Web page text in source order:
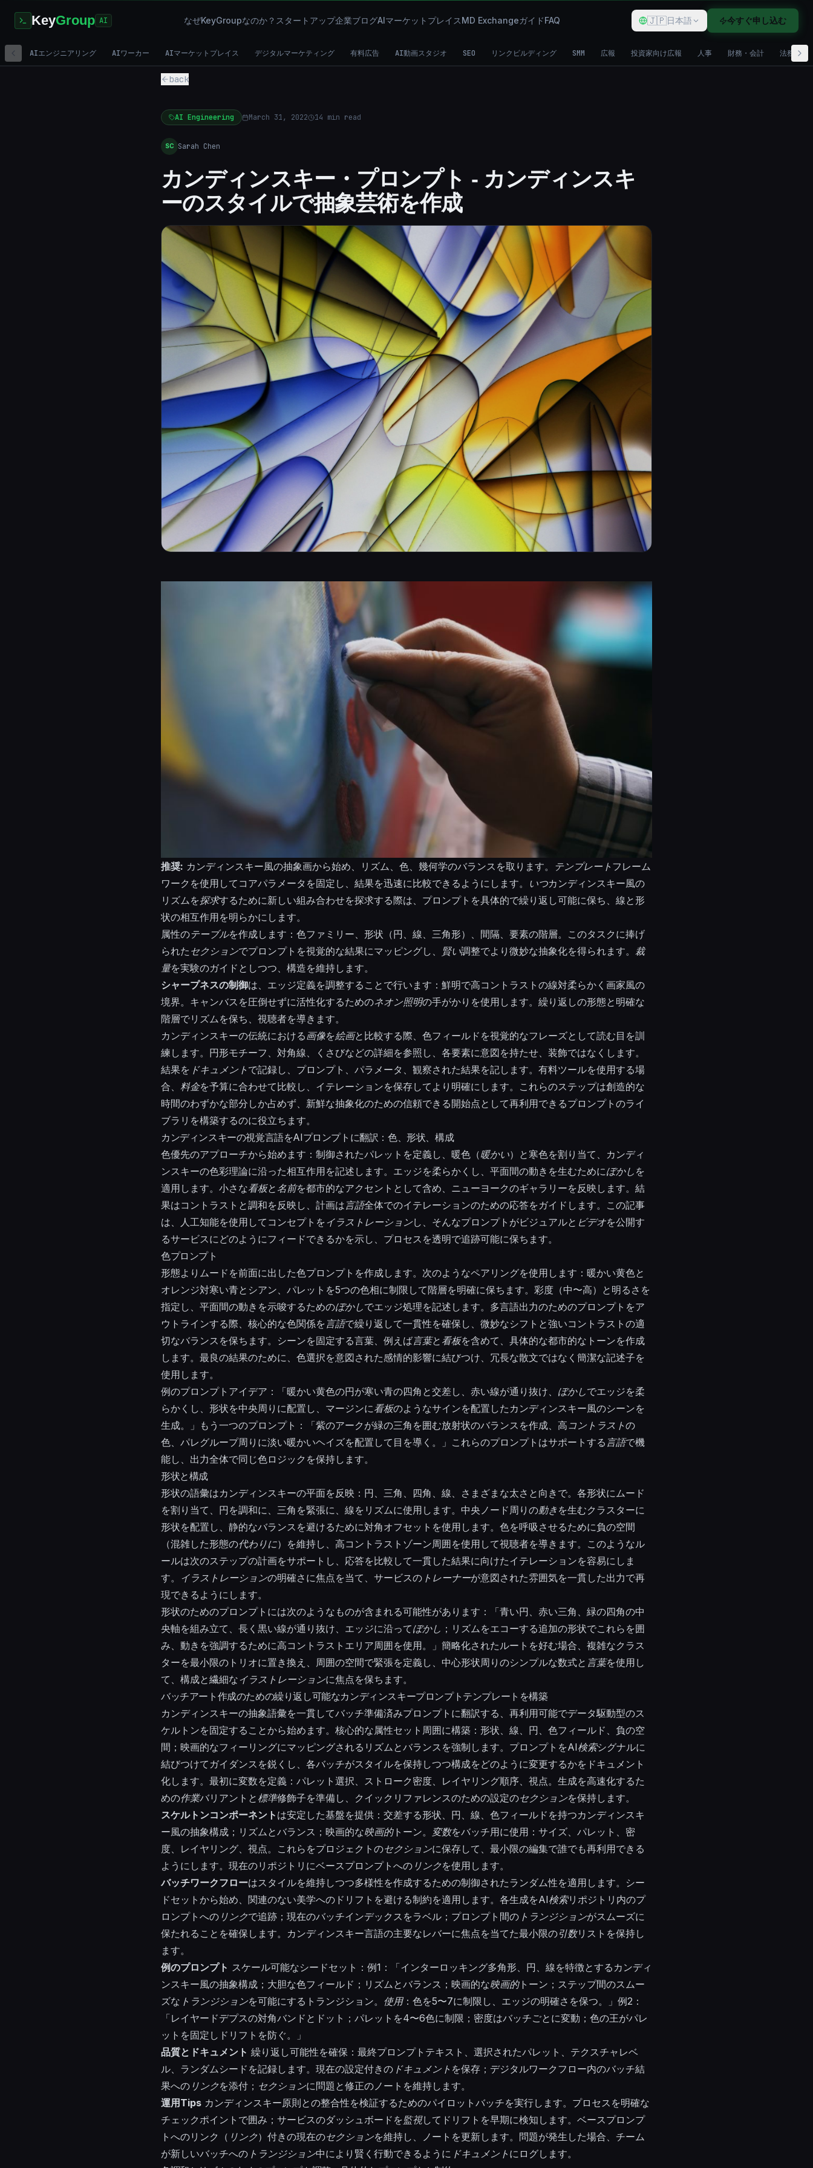
KeyGroup AI なぜKeyGroupなのか？ スタートアップ企業ブログAIマーケットプレイスMD ExchangeガイドFAQ 🇯🇵日本語 今すぐ申し込む
AIエンジニアリング AIワーカー AIマーケットプレイス デジタルマーケティング 有料広告 AI動画スタジオ SEO リンクビルディング SMM 広報 投資家向け広報 人事 財務・会計 法務・コ
back
AI Engineering March 31, 2022 14 min read
SC Sarah Chen
カンディンスキー・プロンプト - カンディンスキ
ーのスタイルで抽象芸術を作成
推奨: カンディンスキー風の抽象画から始め、リズム、色、幾何学のバランスを取ります。 テンプレート フレーム
ワークを使用してコアパラメータを固定し、結果を迅速に比較できるようにします。 いつカンディンスキー風の
リズムを探求するために新しい組み合わせを探求する際は、プロンプトを具体的で繰り返し可能に保ち、線と形
状の相互作用を明らかにします。
属性のテーブルを作成します：色ファミリー、形状（円、線、三角形）、間隔、要素の階層。このタスクに捧げ
られた セクションでプロンプトを視覚的な結果にマッピングし、 賢い調整でより微妙な抽象化を得られます。 裁
量を実験のガイドとしつつ、構造を維持します。
シャープネスの制御は、エッジ定義を調整することで行います：鮮明で高コントラストの線対柔らかく画家風の
境界。キャンバスを圧倒せずに活性化するためのネオン照明の手がかりを使用します。繰り返しの形態と明確な
階層でリズムを保ち、視聴者を導きます。
カンディンスキーの伝統における画像を絵画と比較する際、色フィールドを視覚的なフレーズとして読む目を訓
練します。円形モチーフ、対角線、くさびなどの詳細を参照し、各要素に意図を持たせ、装飾ではなくします。
結果を ドキュメント で記録し、プロンプト、パラメータ、観察された結果を記します。有料ツールを使用する場
合、 料金を予算に合わせて比較し、イテレーションを保存してより明確にします。これらのステップは創造的な
時間のわずかな部分しか占めず、新鮮な抽象化のための信頼できる開始点として再利用できるプロンプトのライ
ブラリを構築するのに役立ちます。
カンディンスキーの視覚言語をAIプロンプトに翻訳：色、形状、構成
色優先のアプローチから始めます：制御されたパレットを定義し、暖色（暖かい）と寒色を割り当て、カンディ
ンスキーの色彩理論に沿った相互作用を記述します。エッジを柔らかくし、平面間の動きを生むためにぼかし を
適用します。小さな看板と 名前を都市的なアクセントとして含め、ニューヨークのギャラリーを反映します。結
果はコントラストと調和を反映し、計画は言語全体でのイテレーションのための応答をガイドします。この記事
は、人工知能を使用してコンセプトをイラストレーションし、そんなプロンプトがビジュアルと ビデオを公開す
るサービスにどのようにフィードできるかを示し、プロセスを透明で追跡可能に保ちます。
色プロンプト
形態よりムードを前面に出した色プロンプトを作成します。次のようなペアリングを使用します：暖かい黄色と
オレンジ対寒い青とシアン、パレットを5つの色相に制限して階層を明確に保ちます。彩度（中〜高）と明るさを
指定し、平面間の動きを示唆するためのぼかしでエッジ処理を記述します。多言語出力のためのプロンプトをア
ウトラインする際、核心的な色関係を言語で繰り返して一貫性を確保し、微妙なシフトと強いコントラストの適
切なバランスを保ちます。シーンを固定する言葉、例えば言葉と 看板を含めて、具体的な都市的なトーンを作成
します。最良の結果のために、色選択を意図された感情的影響に結びつけ、冗長な散文ではなく簡潔な記述子を
使用します。
例のプロンプトアイデア：「暖かい黄色の円が寒い青の四角と交差し、赤い線が通り抜け、 ぼかしでエッジを柔
らかくし、形状を中央周りに配置し、マージンに看板のようなサインを配置したカンディンスキー風のシーンを
生成。」もう一つのプロンプト：「紫のアークが緑の三角を囲む放射状のバランスを作成、高コントラストの
色、パレグループ周りに淡い暖かいヘイズを配置して目を導く。」これらのプロンプトはサポートする 言語で機
能し、出力全体で同じ色ロジックを保持します。
形状と構成
形状の語彙はカンディンスキーの平面を反映：円、三角、四角、線、さまざまな太さと向きで。各形状にムード
を割り当て、円を調和に、三角を緊張に、線をリズムに使用します。中央ノード周りの動きを生むクラスターに
形状を配置し、静的なバランスを避けるために対角オフセットを使用します。色を呼吸させるために負の空間
（混雑した形態の代わりに）を維持し、高コントラストゾーン周囲を使用して視聴者を導きます。このようなル
ールは次のステップの計画をサポートし、応答を比較して一貫した結果に向けたイテレーションを容易にしま
す。 イラストレーションの明確さに焦点を当て、サービスの トレーナーが意図された雰囲気を一貫した出力で再
現できるようにします。
形状のためのプロンプトには次のようなものが含まれる可能性があります：「青い円、赤い三角、緑の四角の中
央軸を組み立て、長く黒い線が通り抜け、エッジに沿ってぼかし ；リズムをエコーする追加の形状でこれらを囲
み、動きを強調するために高コントラストエリア周囲を使用。」簡略化されたルートを好む場合、複雑なクラス
ターを最小限のトリオに置き換え、周囲の空間で緊張を定義し、中心形状周りのシンプルな数式と 言葉を使用し
て、構成と繊細なイラストレーションに焦点を保ちます。
バッチアート作成のための繰り返し可能なカンディンスキープロンプトテンプレートを構築
カンディンスキーの抽象語彙を一貫してバッチ準備済みプロンプトに翻訳する、再利用可能でデータ駆動型のス
ケルトンを固定することから始めます。核心的な属性セット周囲に構築：形状、線、円、色フィールド、負の空
間；映画的なフィーリングにマッピングされるリズムとバランスを強制します。プロンプトをAI検索シグナルに
結びつけてガイダンスを鋭くし、各バッチがスタイルを保持しつつ構成をどのように変更するかをドキュメント
化します。最初に変数を定義：パレット選択、ストローク密度、レイヤリング順序、視点。生成を高速化するた
めの作業バリアントと標準修飾子を準備し、クイックリファレンスのための設定のセクションを保持します。
スケルトンコンポーネント は安定した基盤を提供：交差する形状、円、線、色フィールドを持つカンディンスキ
ー風の抽象構成；リズムとバランス；映画的な映画的トーン。 変数をバッチ用に使用：サイズ、パレット、密
度、レイヤリング、視点。これらをプロジェクトのセクションに保存して、最小限の編集で誰でも再利用できる
ようにします。現在のリポジトリにベースプロンプトへの リンクを使用します。
バッチワークフローはスタイルを維持しつつ多様性を作成するための制御されたランダム性を適用します。シー
ドセットから始め、関連のない美学へのドリフトを避ける制約を適用します。各生成をAI検索リポジトリ内のプ
ロンプトへの リンクで追跡；現在のバッチインデックスをラベル；プロンプト間の トランジションがスムーズに
保たれることを確保します。カンディンスキー言語の主要なレバーに焦点を当てた最小限の引数リストを保持し
ます。
例のプロンプト スケール可能なシードセット：例1：「インターロッキング多角形、円、線を特徴とするカンディ
ンスキー風の抽象構成；大胆な色フィールド；リズムとバランス；映画的な映画的トーン；ステップ間のスムー
ズな トランジションを可能にするトランジション。 使用：色を5〜7に制限し、エッジの明確さを保つ。」例2：
「レイヤードデプスの対角バンドとドット；パレットを4〜6色に制限；密度はバッチごとに変動；色の王がパレ
ットを固定しドリフトを防ぐ。」
品質とドキュメント 繰り返し可能性を確保：最終プロンプトテキスト、選択されたパレット、テクスチャレベ
ル、ランダムシードを記録します。現在の設定付きの ドキュメント を保存；デジタルワークフロー内のバッチ結
果への リンクを添付； セクションに問題と修正のノートを維持します。
運用Tips カンディンスキー原則との整合性を検証するためのパイロットバッチを実行します。プロセスを明確な
チェックポイントで囲み；サービスのダッシュボードを監視してドリフトを早期に検知します。ベースプロンプ
トへのリンク（ リンク）付きの現在のセクションを維持し、ノートを更新します。問題が発生した場合、チーム
が新しいバッチへの トランジション中により賢く行動できるように ドキュメント にログします。